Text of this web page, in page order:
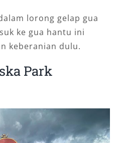
lorong gelap gua
ke gua hantu ini
keberanian dulu.
Park